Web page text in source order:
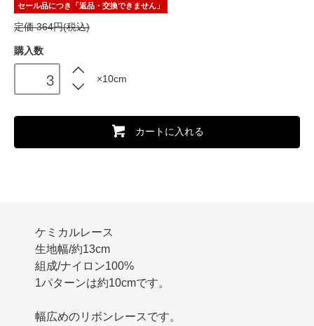
セール品につき「返品・交換できません」
定価 364円(税込)
購入数
×10cm
カートに入れる
ケミカルレース
生地幅/約13cm
組成/ナイロン100%
1パターンは約10cmです。
幅広めのリボンレースです。